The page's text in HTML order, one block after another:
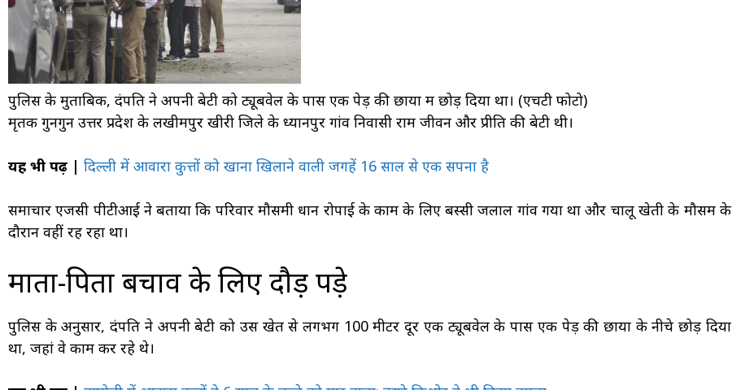
पुलिस के मुताबिक, दंपति ने अपनी बेटी को ट्यूबवेल के पास एक पेड़ की छाया में छोड़ दिया था। (एचटी फोटो)
मृतक गुनगुन उत्तर प्रदेश के लखीमपुर खीरी जिले के ध्यानपुर गांव निवासी राम जीवन और प्रीति की बेटी थी।
यह भी पढ़ें | दिल्ली में आवारा कुत्तों को खाना खिलाने वाली जगहें 16 साल से एक सपना है
समाचार एजेंसी पीटीआई ने बताया कि परिवार मौसमी धान रोपाई के काम के लिए बस्सी जलाल गांव गया था और चालू खेती के मौसम के
दौरान वहीं रह रहा था।
माता-पिता बचाव के लिए दौड़ पड़े
पुलिस के अनुसार, दंपति ने अपनी बेटी को उस खेत से लगभग 100 मीटर दूर एक ट्यूबवेल के पास एक पेड़ की छाया के नीचे छोड़ दिया
था, जहां वे काम कर रहे थे।